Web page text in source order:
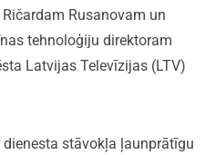
Rusanovam un
tehnoloģiju direktoram
Latvijas Televīzijas (LTV)
stāvokļa ļaunprātīgu